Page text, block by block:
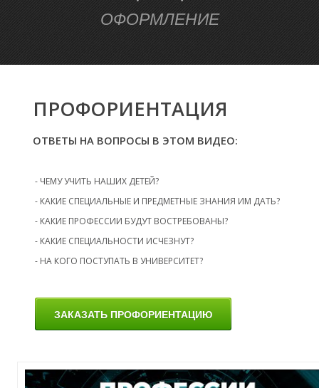
М
ОФОРМЛЕНИЕ
ПРОФОРИЕНТАЦИЯ
ОТВЕТЫ НА ВОПРОСЫ В ЭТОМ ВИДЕО:
- ЧЕМУ УЧИТЬ НАШИХ ДЕТЕЙ?
- КАКИЕ СПЕЦИАЛЬНЫЕ И ПРЕДМЕТНЫЕ ЗНАНИЯ ИМ ДАТЬ?
- КАКИЕ ПРОФЕССИИ БУДУТ ВОСТРЕБОВАНЫ?
- КАКИЕ СПЕЦИАЛЬНОСТИ ИСЧЕЗНУТ?
- НА КОГО ПОСТУПАТЬ В УНИВЕРСИТЕТ?
ЗАКАЗАТЬ ПРОФОРИЕНТАЦИЮ